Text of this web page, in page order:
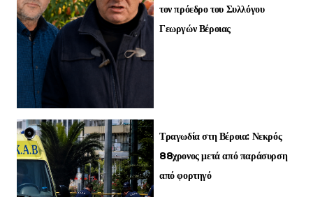
τον πρόεδρο του Συλλόγου
Γεωργών Βέροιας
Τραγωδία στη Βέροια: Νεκρός
88χρονος μετά από παράσυρση
από φορτηγό